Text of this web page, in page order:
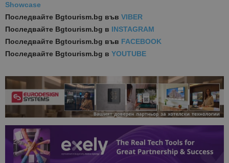
Showcase
Последвайте Bgtourism.bg във VIBER
Последвайте Bgtourism.bg в INSTAGRAM
Последвайте Bgtourism.bg във FACEBOOK
Последвайте Bgtourism.bg в YOUTUBE